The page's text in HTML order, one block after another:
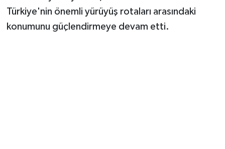
Türkiye'nin önemli yürüyüş rotaları arasındaki
konumunu güçlendirmeye devam etti.